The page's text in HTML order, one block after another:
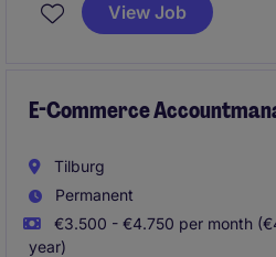
View Job
E-Commerce
Tilburg
Permanent
€3.500 - €4.750 per month
year)